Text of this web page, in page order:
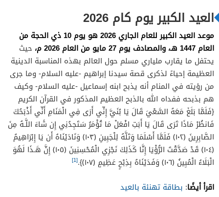
العيد الكبير يوم كام 2026
موعد العيد الكبير للعام الجاري 2026 هو يوم 10 ذي الحجة من
العام 1447 هـ، والمصادف يوم 27 مايو من العام 2026 م،
حيث
يحتفل ما يقارب ملياري مسلم حول العالم بهذه المناسبة الدينية
العظيمة إحياءً لذكرى قصة سيدنا إبراهيم -عليه السلام- وما جرى
من رؤيته في المنام أنه يذبح ابنه إسماعيل -عليه السلام- وكيف
هم بذبحه ففداه الله بالذبح العظيم المذكور في القرآن الكريم
{فَلَمَّا بَلَغَ مَعَهُ السَّعْيَ قَالَ يَا بُنَيَّ إِنِّي أَرَى فِي الْمَنَامِ أَنِّي أَذْبَحُكَ
فَانظُرْ مَاذَا تَرَى قَالَ يَا أَبَتِ افْعَلْ مَا تُؤْمَرُ سَتَجِدُنِي إِن شَاءَ اللَّـهُ مِنَ
الصَّابِرِينَ ﴿١٠٢﴾ فَلَمَّا أَسْلَمَا وَتَلَّهُ لِلْجَبِينِ ﴿١٠٣﴾ وَنَادَيْنَاهُ أَن يَا إِبْرَاهِيمُ
﴿١٠٤﴾ قَدْ صَدَّقْتَ الرُّؤْيَا إِنَّا كَذَلِكَ نَجْزِي الْمُحْسِنِينَ ﴿١٠٥﴾ إِنَّ هَـذَا لَهُوَ
الْبَلَاءُ الْمُبِينُ ﴿١٠٦﴾ وَفَدَيْنَاهُ بِذِبْحٍ عَظِيمٍ ﴿١٠٧﴾}.
[1]
اقرأ أيضًا: بطاقة تهنئة بالعيد